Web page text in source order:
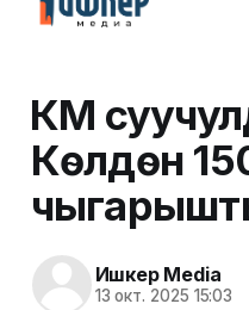
ӨКМ
Көлдөн
Ишкер Media
13 окт. 2025 15:03